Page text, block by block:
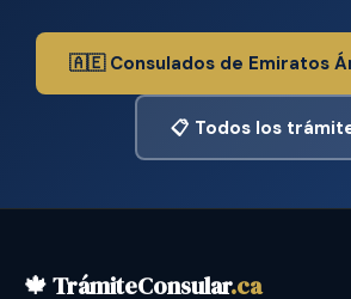
🇦🇪 Consulados de Emiratos
📋 Todos los
🍁 TrámiteConsular.ca